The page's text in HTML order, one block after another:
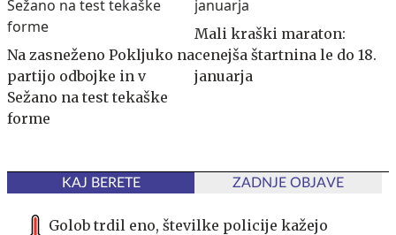
Na zasneženo Pokljuko na
partijo odbojke in v
Sežano na test tekaške
forme
Mali kraški maraton:
cenejša štartnina le do 18.
januarja
KAJ BERETE ZADNJE OBJAVE
Golob trdil eno, številke policije kažejo